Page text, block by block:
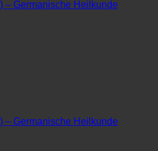
– Germanische Heilkunde
– Germanische Heilkunde